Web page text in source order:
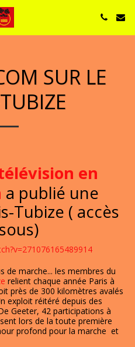
SUR LE
en
a publié une
Tubize ( accès
de marche... les membres du
relient chaque année Paris à
près de 300 kilomètres avalés
exploit réitéré depuis des
Geeter, 42 participations à
lors de la toute première
profond pour la marche et